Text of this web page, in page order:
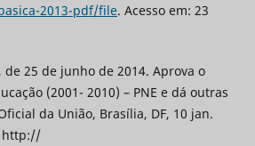
2013-pdf/file. Acesso em: 23
de 25 de junho de 2014. Aprova o
(2001- 2010) – PNE e dá outras
da União, Brasília, DF, 10 jan.
http://